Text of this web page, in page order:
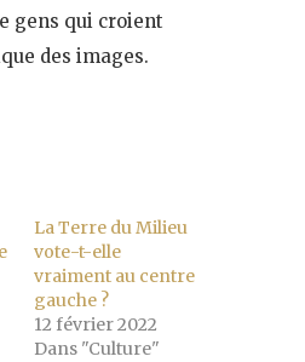
gens qui croient
des images.
La Terre du Milieu
vote-t-elle
vraiment au centre
gauche ?
12 février 2022
Dans "Culture"